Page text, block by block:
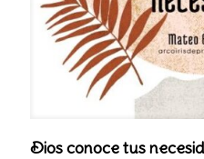
Dios conoce tus